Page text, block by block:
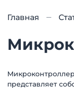
Главная
Микроконтроллер
представляет